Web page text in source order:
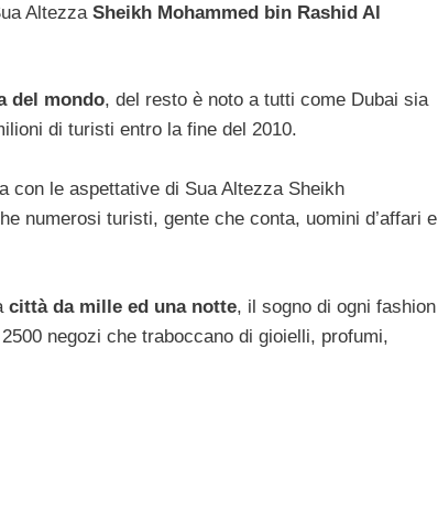
Altezza Sheikh Mohammed bin Rashid Al
del mondo, del resto è noto a tutti come Dubai sia
di turisti entro la fine del 2010.
con le aspettative di Sua Altezza Sheikh
numerosi turisti, gente che conta, uomini d’affari e
città da mille ed una notte, il sogno di ogni fashion
negozi che traboccano di gioielli, profumi,